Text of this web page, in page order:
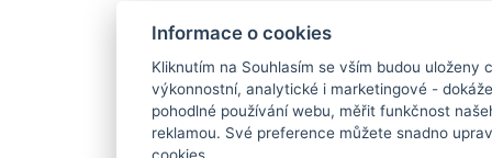
Informace o cookies
Kliknutím na Souhlasím se vším budou uloženy
výkonnostní, analytické i marketingové -
pohodlné používání webu, měřit funkčnost
reklamou. Své preference můžete snadno